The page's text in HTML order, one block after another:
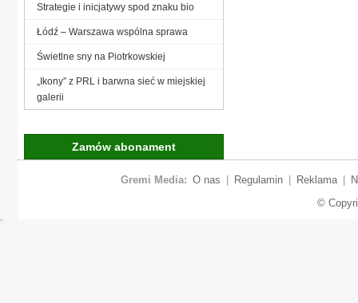
Strategie i inicjatywy spod znaku bio
Łódź – Warszawa wspólna sprawa
Świetlne sny na Piotrkowskiej
„Ikony” z PRL i barwna sieć w miejskiej
galerii
Zamów abonament
Gremi Media: O nas Regulamin Reklama
©